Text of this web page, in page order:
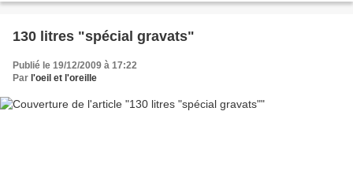
130 litres "spécial gravats"
Publié le 19/12/2009 à 17:22
Par l'oeil et l'oreille